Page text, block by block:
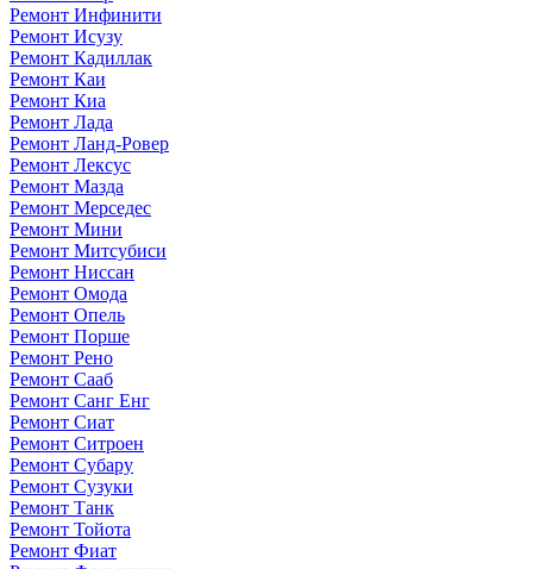
Ремонт Инфинити
Ремонт Исузу
Ремонт Кадиллак
Ремонт Каи
Ремонт Киа
Ремонт Лада
Ремонт Ланд-Ровер
Ремонт Лексус
Ремонт Мазда
Ремонт Мерседес
Ремонт Мини
Ремонт Митсубиси
Ремонт Ниссан
Ремонт Омода
Ремонт Опель
Ремонт Порше
Ремонт Рено
Ремонт Сааб
Ремонт Санг Енг
Ремонт Сиат
Ремонт Ситроен
Ремонт Субару
Ремонт Сузуки
Ремонт Танк
Ремонт Тойота
Ремонт Фиат